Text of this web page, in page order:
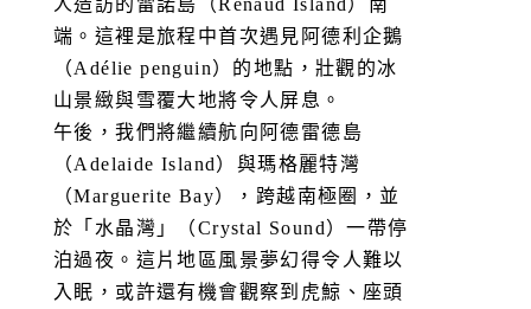
端。這裡是旅程中首次遇見阿德利企鵝
（Adélie penguin）的地點，壯觀的冰
山景緻與雪覆大地將令人屏息。
午後，我們將繼續航向阿德雷德島
（Adelaide Island）與瑪格麗特灣
（Marguerite Bay），跨越南極圈，並
於「水晶灣」（Crystal Sound）一帶停
泊過夜。這片地區風景夢幻得令人難以
入眠，或許還有機會觀察到虎鯨、座頭